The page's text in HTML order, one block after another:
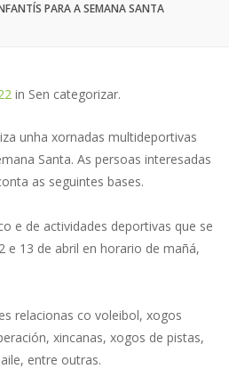
PARA A SEMANA SANTA
in Sen categorizar.
unha xornadas multideportivas
Santa. As persoas interesadas
as seguintes bases.
e de actividades deportivas que se
e 13 de abril en horario de mañá,
relacionas co voleibol, xogos
xincanas, xogos de pistas,
entre outras.